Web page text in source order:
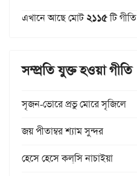
এখানে আছে মোট২১১৫টি গীতি
সম্প্রতি যুক্ত হওয়া গীতি
সৃজন-ভোরে প্রভু মোরে সৃজিলে
জয় পীতাম্বর শ্যাম সুন্দর
হেসে হেসে কল্‌সি নাচাইয়া